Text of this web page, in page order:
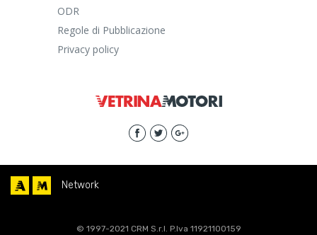
ODR
Regole di Pubblicazione
Privacy policy
Network
© 1997-2021 CRM S.r.l. P.Iva 11921100159